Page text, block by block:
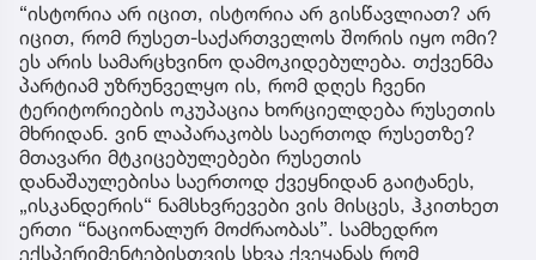
“ისტორია არ იცით, ისტორია არ გისწავლიათ? არ
იცით, რომ რუსეთ-საქართველოს შორის იყო ომი?
ეს არის სამარცხვინო დამოკიდებულება. თქვენმა
პარტიამ უზრუნველყო ის, რომ დღეს ჩვენი
ტერიტორიების ოკუპაცია ხორციელდება რუსეთის
მხრიდან. ვინ ლაპარაკობს საერთოდ რუსეთზე?
მთავარი მტკიცებულებები რუსეთის
დანაშაულებისა საერთოდ ქვეყნიდან გაიტანეს,
„ისკანდერის“ ნამსხვრევები ვის მისცეს, ჰკითხეთ
ერთი “ნაციონალურ მოძრაობას”. სამხედრო
ექსპერიმენტებისთვის სხვა ქვეყანას რომ